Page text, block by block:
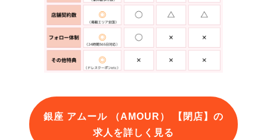
銀座 アムール （AMOUR） 【閉店】の
求人を詳しく見る